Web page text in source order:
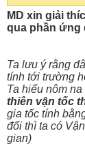
MD xin giải
qua phần ứng
Ta lưu ý rằng
tính tới trường
Ta hiểu nôm na
thiên vận tốc
gia tốc tính
đổi thì ta có
gian)